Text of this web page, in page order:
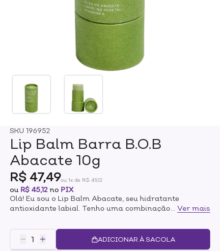
SKU 196952
Lip Balm Barra B.O.B
Abacate 10g
R$ 47,49ou 1x de R$ 45,12
ou R$ 45,12 no PIX
Olá! Eu sou o Lip Balm Abacate, seu hidratante
antioxidante labial. Tenho uma combinação de
sensível dos lábios, prevenindo ressecamento e
descamação.
Ver mais
ADICIONAR À SACOLA